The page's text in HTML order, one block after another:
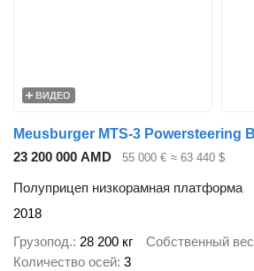
ВИДЕО
23 200 000 AMD 55 000 € ≈ 63 440 $
Полуприцеп низкорамная платформа
2018
Грузопод. 28 200 кг Собственный вес
Количество осей 3